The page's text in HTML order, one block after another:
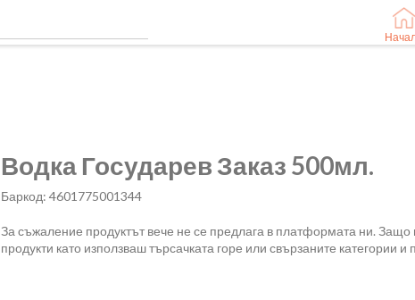
Водка Государев Заказ 500мл.
Баркод: 4601775001344
За съжаление продуктът вече не се предлага в платформата ни.
продукти като използваш търсачката горе или свързаните категории и